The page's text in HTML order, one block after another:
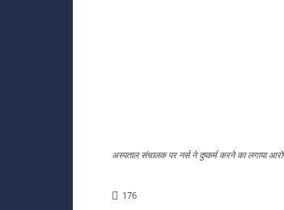
अस्पताल संचालक पर नर्स ने दुष्कर्म करने का लगाया
176